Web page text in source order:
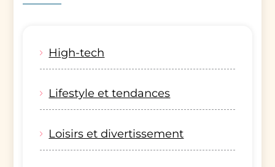
High-tech
Lifestyle et tendances
Loisirs et divertissement